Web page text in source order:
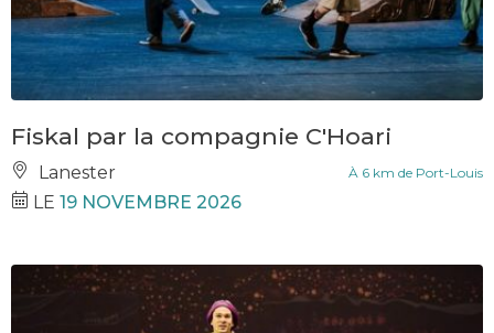
Fiskal par la compagnie C'Hoari
Lanester À 6 km de Port-Louis
LE 19 NOVEMBRE 2026